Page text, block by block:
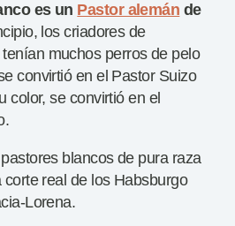
es un Pastor alemán de
los criadores de
muchos perros de pelo
convirtió en el Pastor Suizo
color, se convirtió en el
blancos de pura raza
real de los Habsburgo
Lorena.